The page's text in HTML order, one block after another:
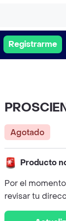
Registrarme
Agotado
Producto
Por el
revisar tu